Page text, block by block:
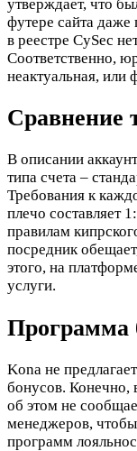
утверждает, что
футере сайта
в реестре CySec
Соответственно,
неактуальная, или
Сравнение
В описании
типа счета –
Требования к
плечо составляет
правилам
посредник
этого, на
услуги.
Программа
Kona не
бонусов. Конечно,
об этом не
менеджеров, чтобы
программ